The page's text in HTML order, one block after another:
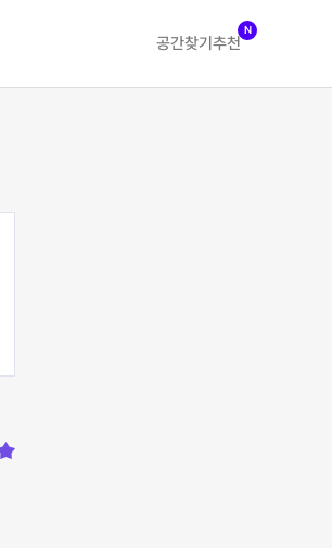
공간찾기 추천
N